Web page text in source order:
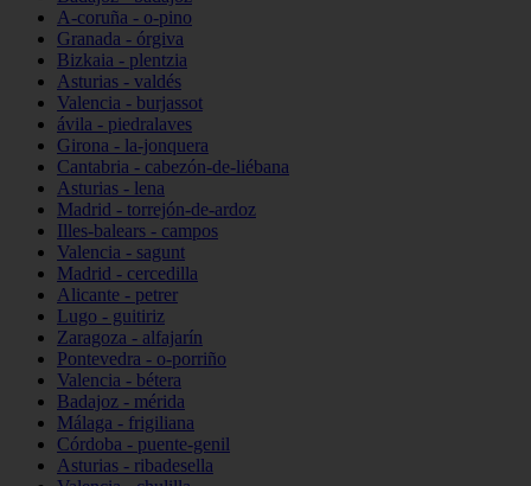
A-coruña - o-pino
Granada - órgiva
Bizkaia - plentzia
Asturias - valdés
Valencia - burjassot
ávila - piedralaves
Girona - la-jonquera
Cantabria - cabezón-de-liébana
Asturias - lena
Madrid - torrejón-de-ardoz
Illes-balears - campos
Valencia - sagunt
Madrid - cercedilla
Alicante - petrer
Lugo - guitiriz
Zaragoza - alfajarín
Pontevedra - o-porriño
Valencia - bétera
Badajoz - mérida
Málaga - frigiliana
Córdoba - puente-genil
Asturias - ribadesella